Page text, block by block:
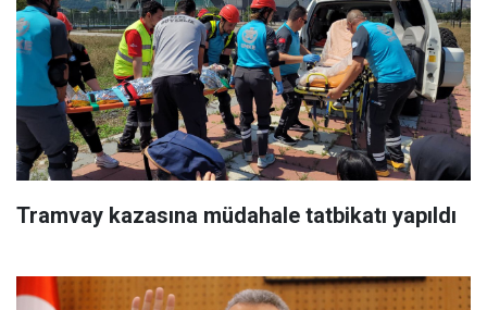
Tramvay kazasına müdahale tatbikatı yapıldı